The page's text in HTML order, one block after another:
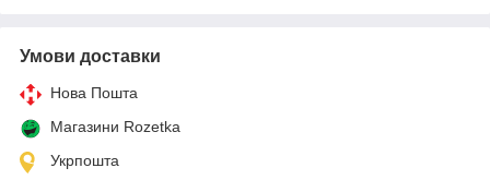
Умови доставки
Нова Пошта
Магазини Rozetka
Укрпошта